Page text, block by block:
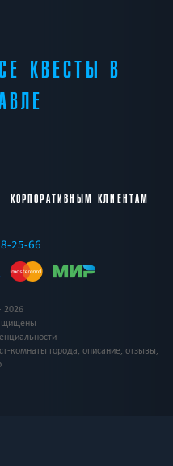
КВЕСТЫ В
КОРПОРАТИВНЫМ КЛИЕНТАМ
25-66
комнаты города, описание, отзывы,